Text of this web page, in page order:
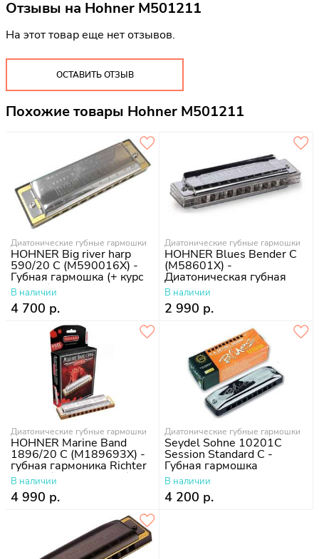
Отзывы на Hohner M501211
На этот товар еще нет отзывов.
ОСТАВИТЬ ОТЗЫВ
Похожие товары Hohner M501211
Диатонические губные гармошки
HOHNER Big river harp
590/20 C (M590016X) -
Губная гармошка (+ курс
уроков)
В наличии
4 700 р.
Диатонические губные гармошки
HOHNER Blues Bender C
(M58601X) -
Диатоническая губная
гармошка
В наличии
2 990 р.
Диатонические губные гармошки
HOHNER Marine Band
1896/20 C (M189693X) -
губная гармоника Richter
Classic (+ курс уроков)
В наличии
4 990 р.
Диатонические губные гармошки
Seydel Sohne 10201C
Session Standard C -
Губная гармошка
В наличии
4 200 р.